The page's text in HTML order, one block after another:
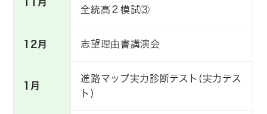
全統高２模試③
12月 志望理由書講演会
1月
進路マップ実力診断テスト(実力テス
ト)